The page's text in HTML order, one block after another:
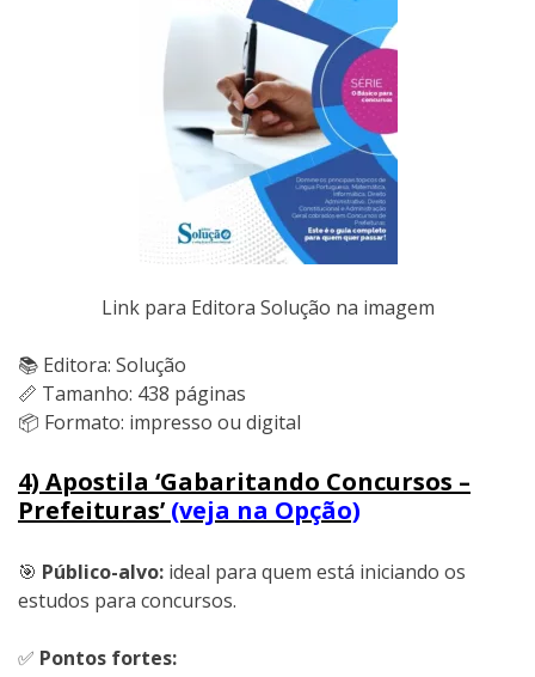
Link para Editora Solução na imagem
📚 Editora: Solução
📏 Tamanho: 438 páginas
📦 Formato: impresso ou digital
4) Apostila ‘Gabaritando Concursos –
Prefeituras’ (veja na Opção)
🎯 Público-alvo: ideal para quem está iniciando os
estudos para concursos.
✅ Pontos fortes: